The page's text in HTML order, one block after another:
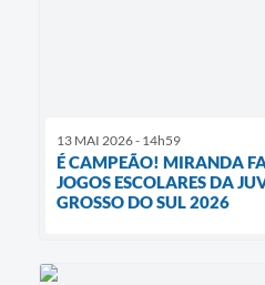
13 MAI 2026 - 14h59
É CAMPEÃO! MIRANDA
JOGOS ESCOLARES DA
GROSSO DO SUL 2026